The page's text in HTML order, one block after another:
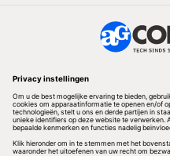
Redactionele partner